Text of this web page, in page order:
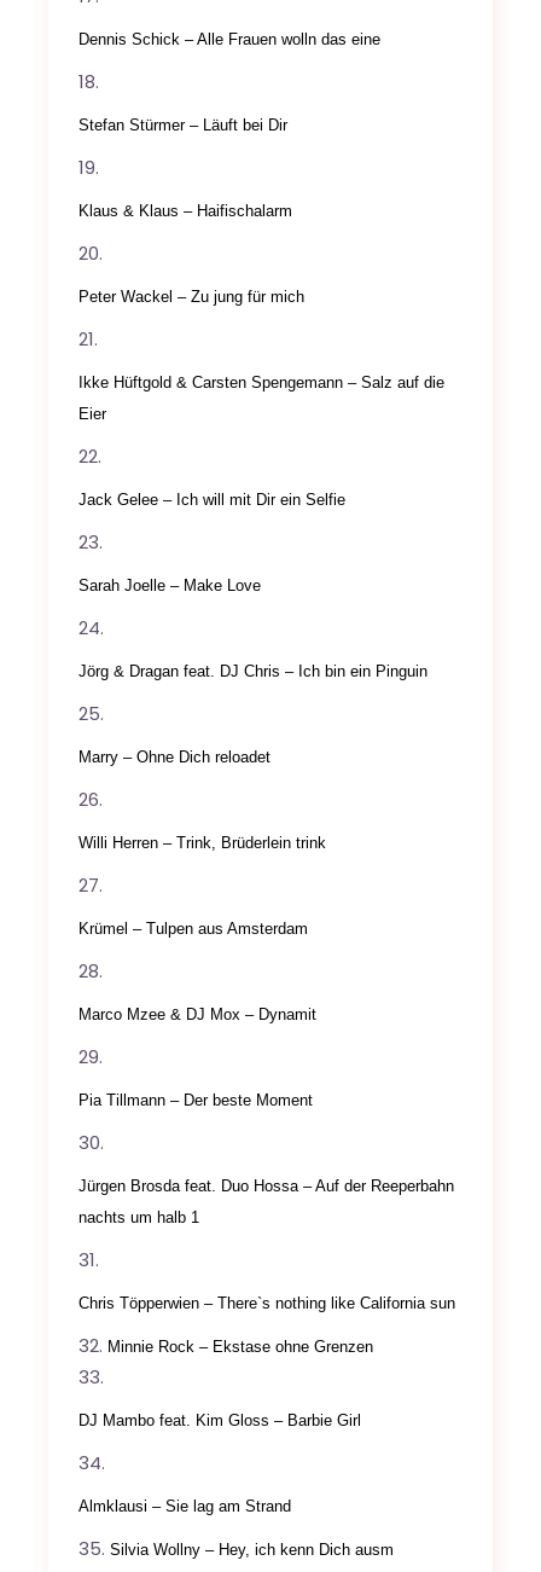
Dennis Schick – Alle Frauen wolln das eine
Stefan Stürmer – Läuft bei Dir
Klaus & Klaus – Haifischalarm
Peter Wackel – Zu jung für mich
Ikke Hüftgold & Carsten Spengemann – Salz auf die
Eier
Jack Gelee – Ich will mit Dir ein Selfie
Sarah Joelle – Make Love
Jörg & Dragan feat. DJ Chris – Ich bin ein Pinguin
Marry – Ohne Dich reloadet
Willi Herren – Trink, Brüderlein trink
Krümel – Tulpen aus Amsterdam
Marco Mzee & DJ Mox – Dynamit
Pia Tillmann – Der beste Moment
Jürgen Brosda feat. Duo Hossa – Auf der Reeperbahn
nachts um halb 1
Chris Töpperwien – There`s nothing like California sun
Minnie Rock – Ekstase ohne Grenzen
DJ Mambo feat. Kim Gloss – Barbie Girl
Almklausi – Sie lag am Strand
Silvia Wollny – Hey, ich kenn Dich ausm